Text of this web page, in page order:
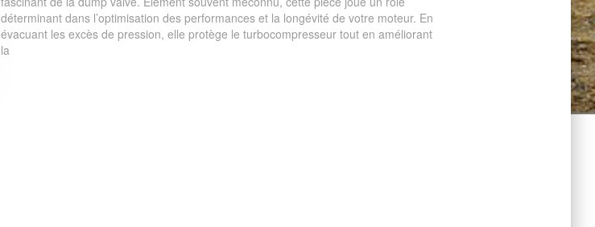
déterminant dans l’optimisation des performances et la longévité de votre moteur. En
évacuant les excès de pression, elle protège le turbocompresseur tout en améliorant
la